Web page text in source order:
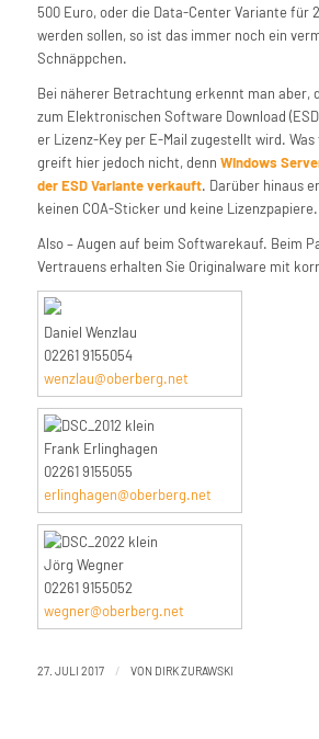
500 Euro, oder die Data-Center Variante für
werden sollen, so ist das immer noch ein
Schnäppchen.
Bei näherer Betrachtung erkennt man aber,
zum Elektronischen Software Download
er Lizenz-Key per E-Mail zugestellt wird.
greift hier jedoch nicht, denn Windows
der ESD Variante verkauft. Darüber hinaus
keinen COA-Sticker und keine Lizenzpapiere.
Also – Augen auf beim Softwarekauf. Beim
Vertrauens erhalten Sie Originalware mit
Daniel Wenzlau
02261 9155054
wenzlau@oberberg.net
Frank Erlinghagen
02261 9155055
erlinghagen@oberberg.net
Jörg Wegner
02261 9155052
wegner@oberberg.net
27. JULI 2017 / VON DIRK ZURAWSKI